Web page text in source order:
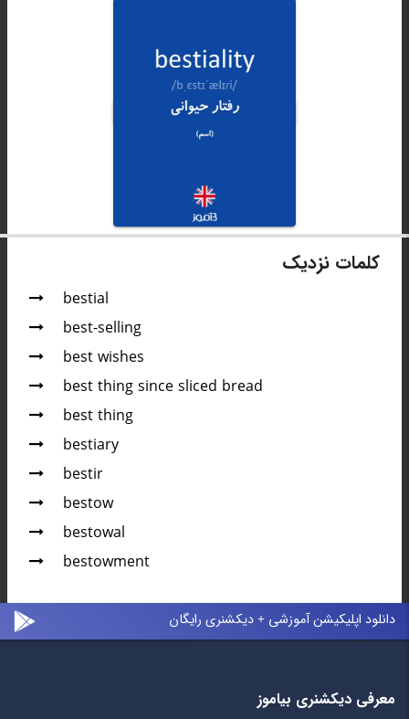
کلمات نزدیک
bestial
best-selling
best wishes
best thing since sliced bread
best thing
bestiary
bestir
bestow
bestowal
bestowment
دانلود اپلیکیشن آموزشی + دیکشنری رایگان
معرفی دیکشنری بیاموز